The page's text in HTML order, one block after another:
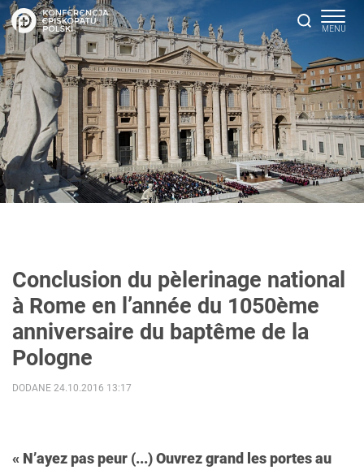
Conclusion du pèlerinage national
à Rome en l’année du 1050ème
anniversaire du baptême de la
Pologne
« N’ayez pas peur (...) Ouvrez grand les portes au
DODANE 24.10.2016 13:17